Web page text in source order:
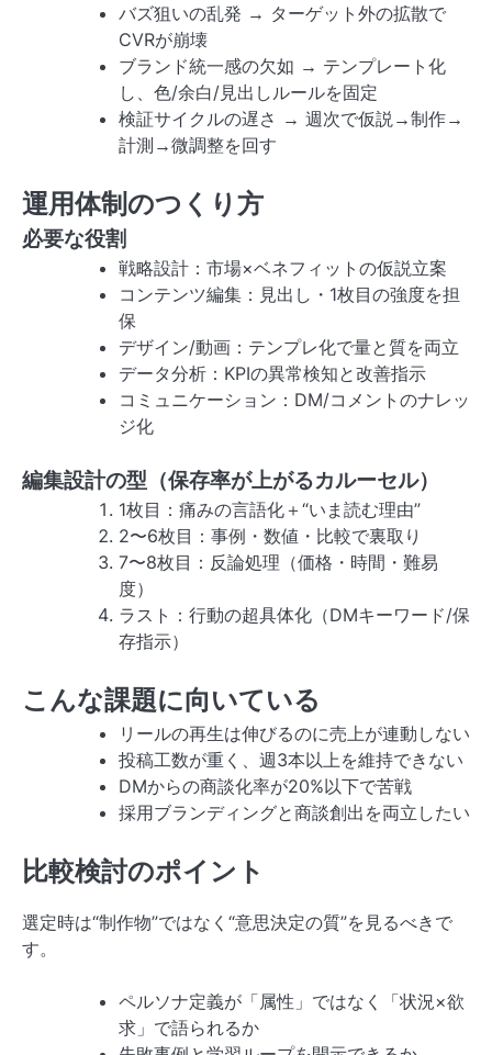
バズ狙いの乱発 → ターゲット外の拡散で
CVRが崩壊
ブランド統一感の欠如 → テンプレート化
し、色/余白/見出しルールを固定
検証サイクルの遅さ → 週次で仮説→制作→
計測→微調整を回す
運用体制のつくり方
必要な役割
戦略設計：市場×ベネフィットの仮説立案
コンテンツ編集：見出し・1枚目の強度を担
保
デザイン/動画：テンプレ化で量と質を両立
データ分析：KPIの異常検知と改善指示
コミュニケーション：DM/コメントのナレッ
ジ化
編集設計の型（保存率が上がるカルーセル）
1枚目：痛みの言語化＋“いま読む理由”
2〜6枚目：事例・数値・比較で裏取り
7〜8枚目：反論処理（価格・時間・難易
度）
ラスト：行動の超具体化（DMキーワード/保
存指示）
こんな課題に向いている
リールの再生は伸びるのに売上が連動しない
投稿工数が重く、週3本以上を維持できない
DMからの商談化率が20%以下で苦戦
採用ブランディングと商談創出を両立したい
比較検討のポイント
選定時は“制作物”ではなく“意思決定の質”を見るべきで
す。
ペルソナ定義が「属性」ではなく「状況×欲
求」で語られるか